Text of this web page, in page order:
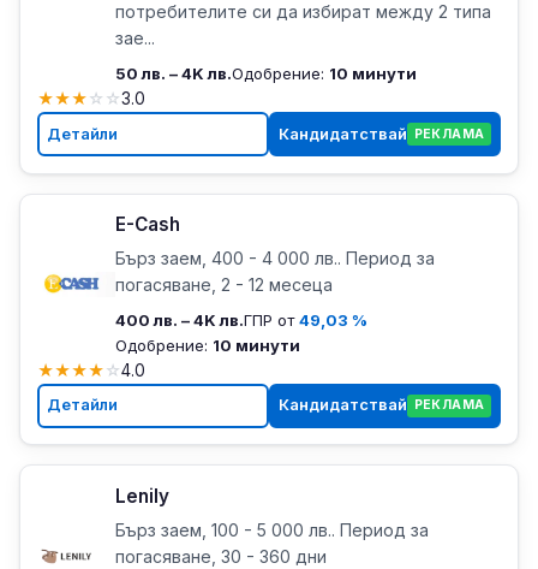
потребителите си да избират между 2 типа
зае...
50 лв. – 4K лв.Одобрение: 10 минути
★★★☆ ☆3.0
Детайли Кандидатствай РЕКЛАМА
E-Cash
Бърз заем, 400 - 4 000 лв.. Период за
погасяване, 2 - 12 месеца
400 лв. – 4K лв.ГПР от49,03 %
Одобрение: 10 минути
★★★★☆4.0
Детайли Кандидатствай РЕКЛАМА
Lenily
Бърз заем, 100 - 5 000 лв.. Период за
погасяване, 30 - 360 дни